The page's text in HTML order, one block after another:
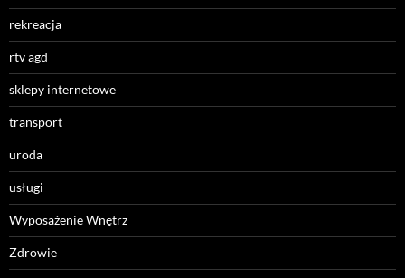
rekreacja
rtv agd
sklepy internetowe
transport
uroda
usługi
Wyposażenie Wnętrz
Zdrowie